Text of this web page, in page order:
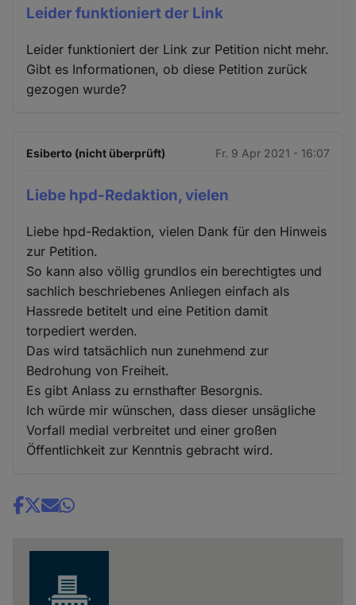
Leider funktioniert der Link
Leider funktioniert der Link zur Petition nicht mehr.
Gibt es Informationen, ob diese Petition zurück
gezogen wurde?
Esiberto (nicht überprüft) Fr. 9 Apr 2021 - 16:07
Liebe hpd-Redaktion, vielen
Liebe hpd-Redaktion, vielen Dank für den Hinweis
zur Petition.
So kann also völlig grundlos ein berechtigtes und
sachlich beschriebenes Anliegen einfach als
Hassrede betitelt und eine Petition damit
torpediert werden.
Das wird tatsächlich nun zunehmend zur
Bedrohung von Freiheit.
Es gibt Anlass zu ernsthafter Besorgnis.
Ich würde mir wünschen, dass dieser unsägliche
Vorfall medial verbreitet und einer großen
Öffentlichkeit zur Kenntnis gebracht wird.
Share